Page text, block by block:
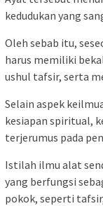
kedudukan yang
Oleh sebab itu,
harus memiliki
ushul tafsir, serta
Selain aspek
kesiapan spiritual,
terjerumus pada
Istilah ilmu alat
yang berfungsi
pokok, seperti